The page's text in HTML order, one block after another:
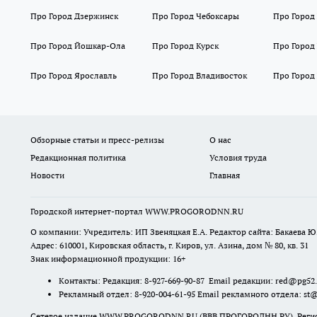
Про Город Дзержинск Про Город Чебоксары Про Город
Про Город Йошкар-Ола Про Город Курск Про
Про Город Ярославль Про Город Владивосток Про Город
Обзорные статьи и пресс-релизы О нас
Редакционная политика
Условия труда
Новости
Главная
Городской интернет-портал WWW.PROGORODNN.RU
О компании: Учредитель: ИП Звеняцкая Е.А. Редактор сайта: Бакаева
Адрес: 610001, Кировская область, г. Киров, ул. Азина, дом № 80, кв. 31
Знак информационной продукции: 16+
Контакты: Редакция: 8-927-669-90-87 Email редакции:
Рекламный отдел: 8-920-004-61-95 Email рекламного отдела: